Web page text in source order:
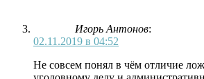
Игорь Антонов:
02.11.2019 в 04:52
Не совсем понял в чём отличие